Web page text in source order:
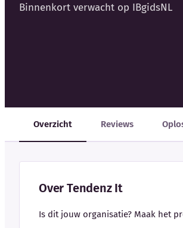
Binnenkort verwacht op IBgidsNL
Overzicht Reviews
Over Tendenz It
Is dit jouw organisatie? Maak het